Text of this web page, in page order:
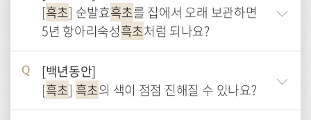
[흑초] 순발효흑초를 집에서 오래 보관하면
5년 항아리숙성흑초처럼 되나요?
Q
[백년동안]
[흑초] 흑초의 색이 점점 진해질 수 있나요?